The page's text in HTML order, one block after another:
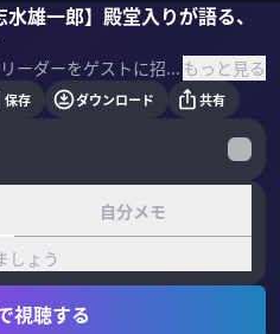
雄一郎】殿堂入りが語る、
時代を切り拓くリーダーをゲストに招き、PIVOT 佐々木紀彦と竹下隆一郎が「9つの質問」でその実像と未来へのビジョンを解き明かす。 もっと見る
保存 ダウンロード 共有
自分メモ
しょう
視聴する